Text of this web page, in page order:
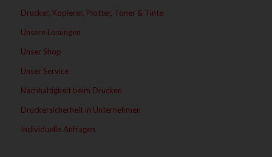
Drucker, Kopierer, Plotter, Toner & Tinte
Unsere Lösungen
Unser Shop
Unser Service
Nachhaltigkeit beim Drucken
Druckersicherheit in Unternehmen
Individuelle Anfragen